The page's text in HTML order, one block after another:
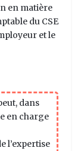
en matière
du CSE
et le
dans
en charge
l’expertise